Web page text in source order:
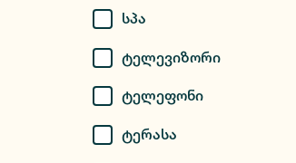
Სპა
Ტელევიზორი
Ტელეფონი
Ტერასა